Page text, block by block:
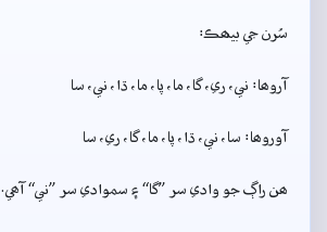
سُرن جي بيھڪ:
آروھا: ني، ري، گا، ما، پا، ما، ڌا، ني، سا
آوروھا: سا، ني، ڌا، پا، ما، گا، ري، سا
ھن راڳ جو وادي سر ”گا“ ۽ سموادي سر ”ني“ آھي.